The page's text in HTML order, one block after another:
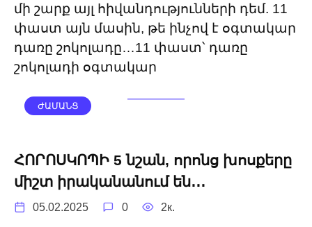
մի շարք այլ հիվանդությունների դեմ. 11
փաստ այն մասին, թե ինչով է օգտակար
դառը շոկոլադը…11 փաստ՝ դառը
շոկոլադի օգտակար
ԺԱՄԱՆՑ
ՀՈՐՈՍԿՈՊԻ 5 նշան, որոնց խոսքերը
միշտ իրականանում են․․․
05.02.2025 0 2к.